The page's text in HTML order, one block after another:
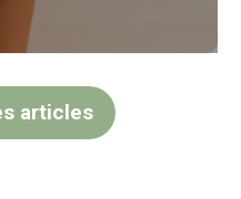
articles